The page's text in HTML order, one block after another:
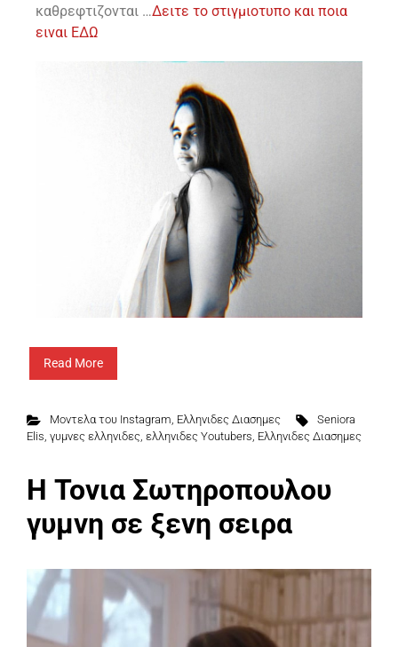
καθρεφτιζονται …Δειτε το στιγμιοτυπο και ποια
ειναι ΕΔΩ
Read More
Μοντελα του Instagram, Ελληνιδες Διασημες
Seniora
Elis, γυμνες ελληνιδες, ελληνιδες Youtubers, Ελληνιδες Διασημες
Η Τονια Σωτηροπουλου
γυμνη σε ξενη σειρα